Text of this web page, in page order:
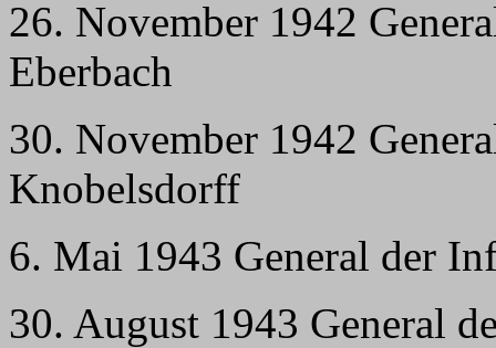
26. November 1942
Eberbach
30. November 1942
Knobelsdorff
6. Mai 1943 General der
30. August 1943 General